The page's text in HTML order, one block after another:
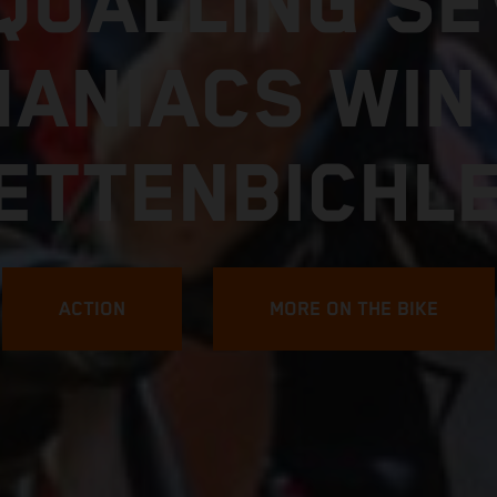
FIND YOUR LIMIT
KTM 250
SABER MÁS